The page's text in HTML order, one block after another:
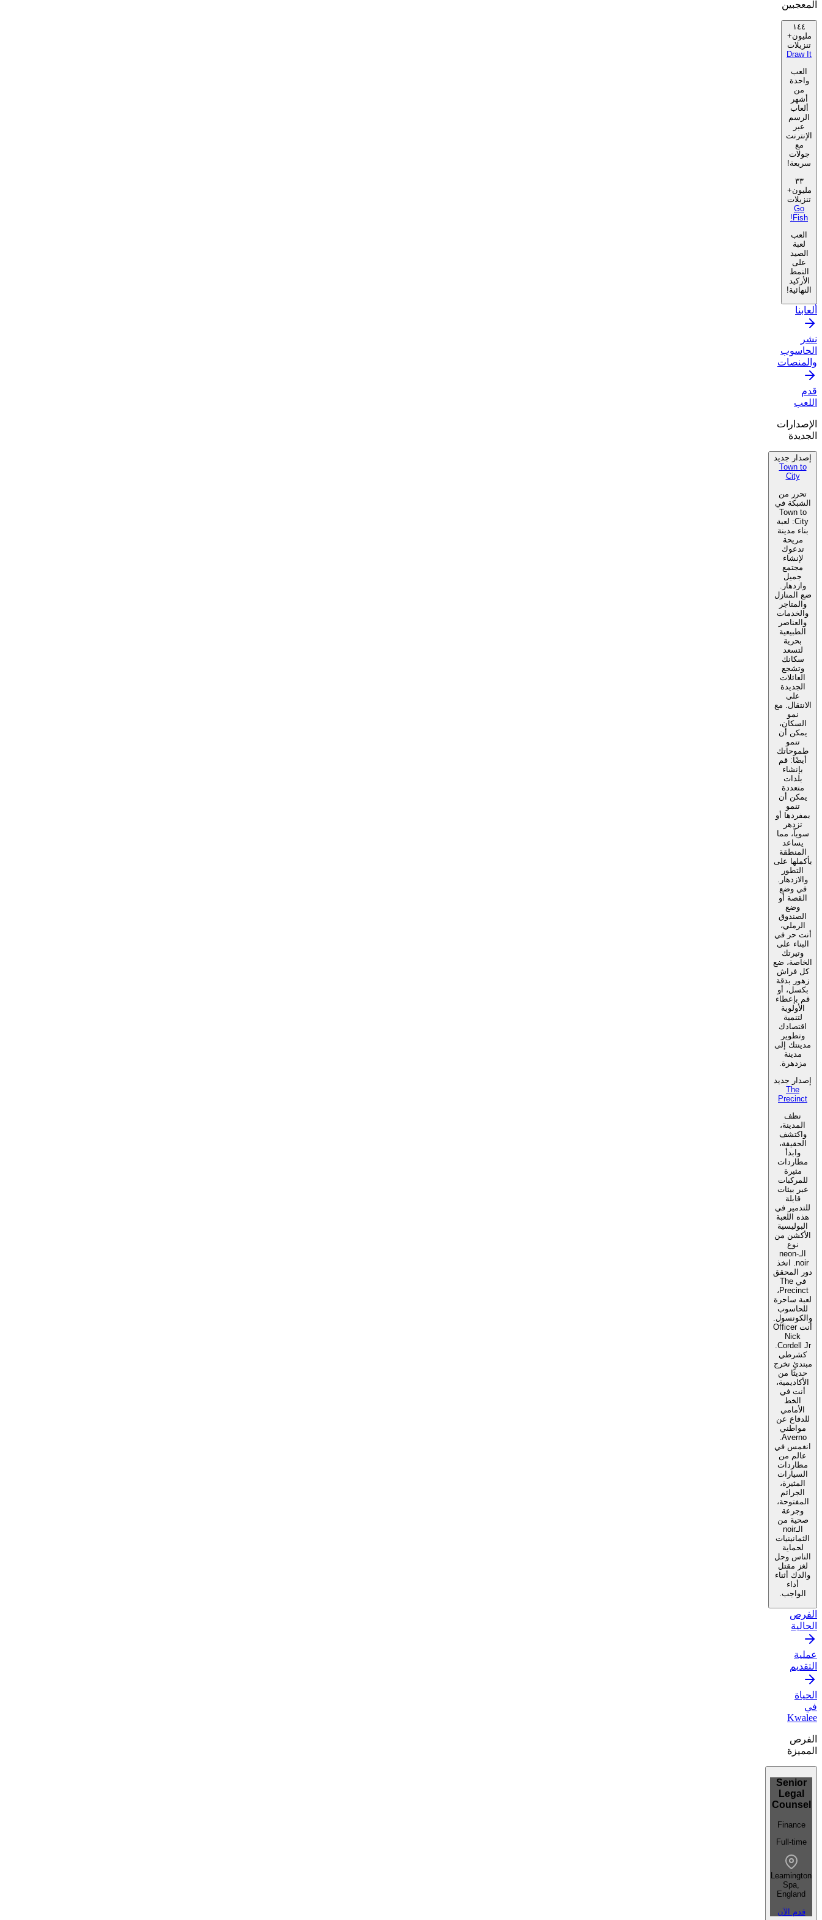
المعجبين
١٤٤
مليون+
تنزيلات
Draw It
العب
واحدة
من
أشهر
ألعاب
الرسم
عبر
الإنترنت
مع
جولات
سريعة!
٣٣
مليون+
تنزيلات
Go
Fish!
العب
لعبة
الصيد
على
النمط
الأركيد
النهائية!
ألعابنا
نشر
الحاسوب
والمنصات
قدم
اللعب
الإصدارات
الجديدة
إصدار جديد
Town to
City
تحرر من
الشبكة في
Town to
City: لعبة
بناء مدينة
مريحة
تدعوك
لإنشاء
مجتمع
جميل
وازدهار.
ضع المنازل
والمتاجر
والخدمات
والعناصر
الطبيعية
بحرية
لتسعد
سكانك
وتشجع
العائلات
الجديدة
على
الانتقال. مع
نمو
السكان،
يمكن أن
تنمو
طموحاتك
أيضًا: قم
بإنشاء
بلدات
متعددة
يمكن أن
تنمو
بمفردها أو
تزدهر
سوياً، مما
يساعد
المنطقة
بأكملها على
التطور
والازدهار.
في وضع
القصة أو
وضع
الصندوق
الرملي،
أنت حر في
البناء على
وتيرتك
الخاصة، ضع
كل فراش
زهور بدقة
بكسل، أو
قم بإعطاء
الأولوية
لتنمية
اقتصادك
وتطوير
مدينتك إلى
مدينة
مزدهرة.
إصدار جديد
The
Precinct
نظف
المدينة،
واكتشف
الحقيقة،
وابدأ
مطاردات
مثيرة
للمركبات
عبر بيئات
قابلة
للتدمير في
هذه اللعبة
البوليسية
الأكشن من
نوع
الـneon-
noir. اتخذ
دور المحقق
في The
Precinct،
لعبة ساحرة
للحاسوب
والكونسول.
أنت Officer
Nick
Cordell Jr.
كشرطي
مبتدئ تخرج
حديثًا من
الأكاديمية،
أنت في
الخط
الأمامي
للدفاع عن
مواطني
Averno.
انغمس في
عالم من
مطاردات
السيارات
المثيرة،
الجرائم
المفتوحة،
وجرعة
صحية من
الـnoir
الثمانينيات
لحماية
الناس وحل
لغز مقتل
والدك أثناء
أداء
الواجب.
الفرص
الحالية
عملية
التقديم
الحياة
في
Kwalee
الفرص
المميزة
Senior
Legal
Counsel
Finance
Full-time
Leamington
Spa,
England
قدم الآن